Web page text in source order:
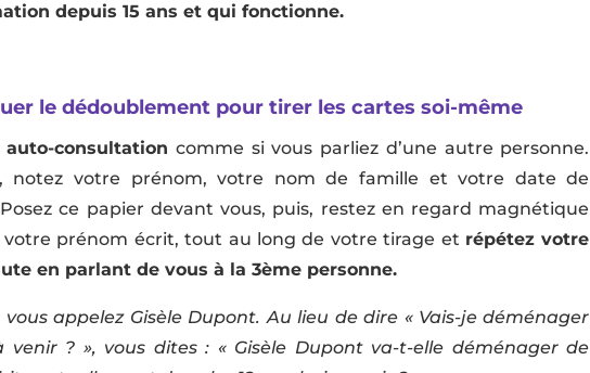
depuis 15 ans et qui fonctionne.
le dédoublement pour tirer les cartes soi-même
auto-consultation comme si vous parliez d’une autre personne.
notez votre prénom, votre nom de famille et votre date de
ce papier devant vous, puis, restez en regard magnétique
votre prénom écrit, tout au long de votre tirage et répétez votre
en parlant de vous à la 3ème personne.
appelez Gisèle Dupont. Au lieu de dire « Vais-je déménager
venir ? », vous dites : « Gisèle Dupont va-t-elle déménager de